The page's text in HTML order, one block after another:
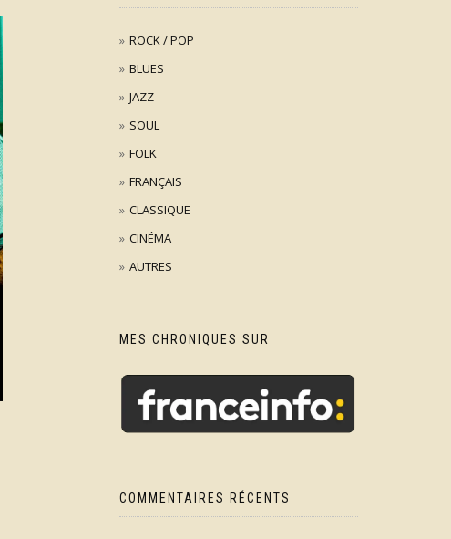
ROCK / POP
BLUES
JAZZ
SOUL
FOLK
FRANÇAIS
CLASSIQUE
CINÉMA
AUTRES
MES CHRONIQUES SUR
COMMENTAIRES RÉCENTS